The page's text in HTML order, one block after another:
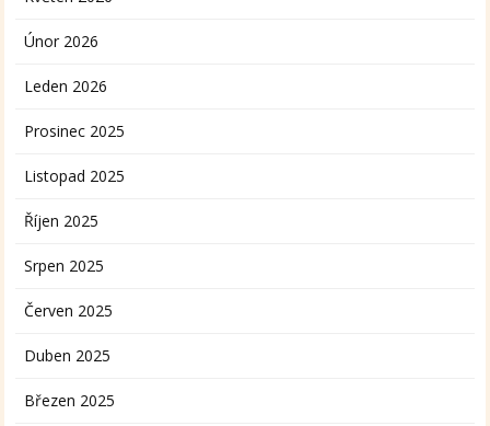
Únor 2026
Leden 2026
Prosinec 2025
Listopad 2025
Říjen 2025
Srpen 2025
Červen 2025
Duben 2025
Březen 2025